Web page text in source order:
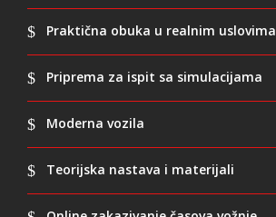
Praktična obuka u realnim uslovima
Priprema za ispit sa simulacijama
Moderna vozila
Teorijska nastava i materijali